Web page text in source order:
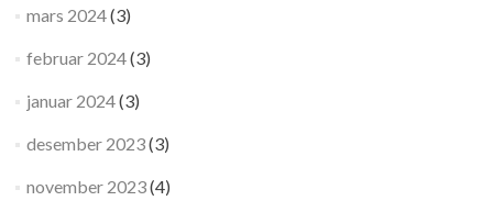
mars 2024(3)
februar 2024(3)
januar 2024(3)
desember 2023(3)
november 2023(4)